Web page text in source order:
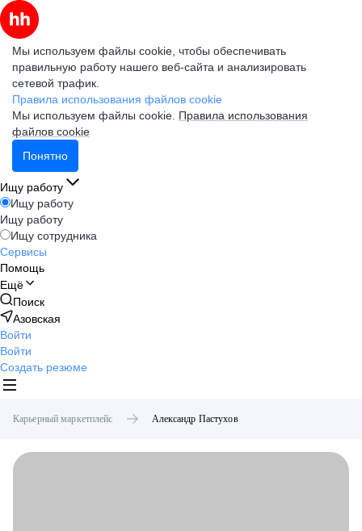
Мы используем файлы cookie, чтобы обеспечивать
правильную работу нашего веб-сайта и анализировать
сетевой трафик.
Правила использования файлов cookie
Мы используем файлы cookie. Правила использования
файлов cookie
Понятно
Ищу работу
Ищу работу
Ищу работу
Ищу сотрудника
Сервисы
Помощь
Ещё
Поиск
Азовская
Войти
Войти
Создать резюме
Карьерный маркетплейс Александр Пастухов